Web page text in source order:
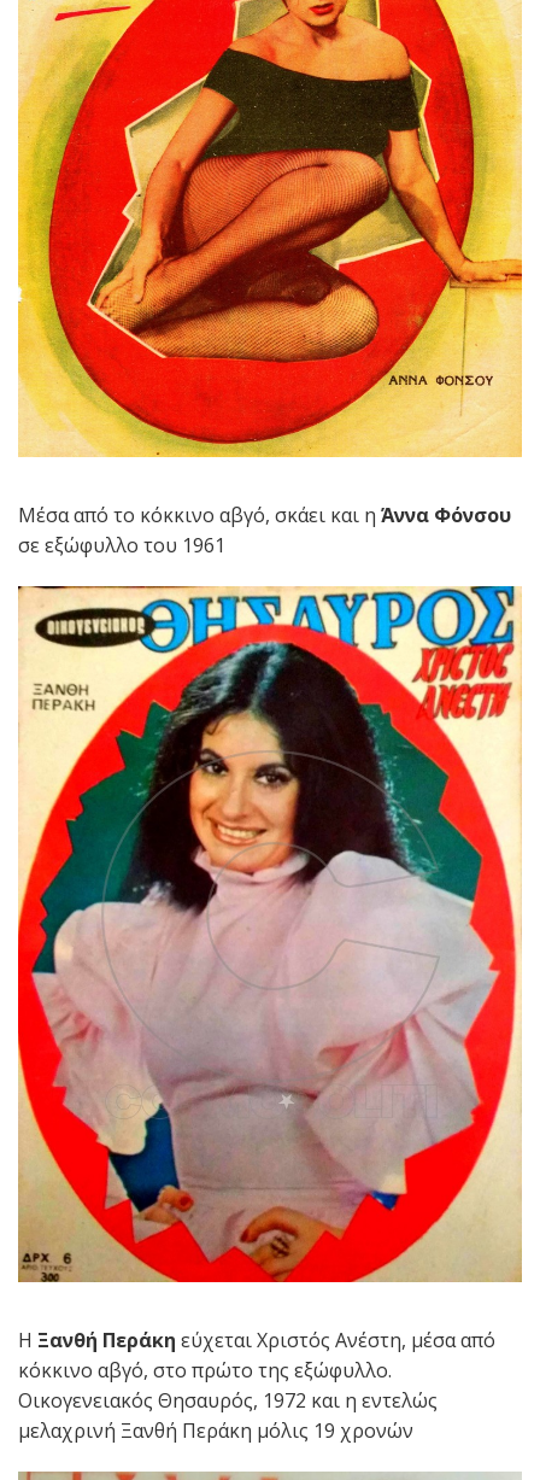
Μέσα από το κόκκινο αβγό, σκάει και η Άννα Φόνσου
σε εξώφυλλο του 1961
Η Ξανθή Περάκη εύχεται Χριστός Ανέστη, μέσα από
κόκκινο αβγό, στο πρώτο της εξώφυλλο.
Οικογενειακός Θησαυρός, 1972 και η εντελώς
μελαχρινή Ξανθή Περάκη μόλις 19 χρονών